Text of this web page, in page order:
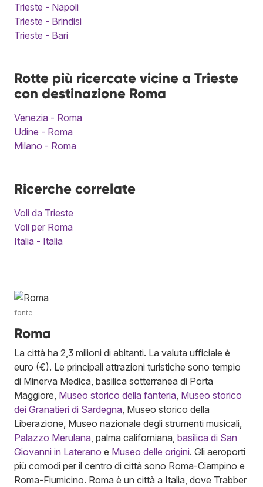
Trieste - Napoli
Trieste - Brindisi
Trieste - Bari
Rotte più ricercate vicine a Trieste
con destinazione Roma
Venezia - Roma
Udine - Roma
Milano - Roma
Ricerche correlate
Voli da Trieste
Voli per Roma
Italia - Italia
fonte
Roma
La città ha 2,3 milioni di abitanti. La valuta ufficiale è
euro (€). Le principali attrazioni turistiche sono tempio
di Minerva Medica, basilica sotterranea di Porta
Maggiore, Museo storico della fanteria Museo storico
dei Granatieri di Sardegna , Museo storico della
Liberazione, Museo nazionale degli strumenti musicali,
Palazzo Merulana , palma californiana, basilica di San
Giovanni in Laterano e Museo delle origini. Gli aeroporti
più comodi per il centro di città sono Roma-Ciampino e
Roma-Fiumicino. Roma è un città a Italia, dove Trabber